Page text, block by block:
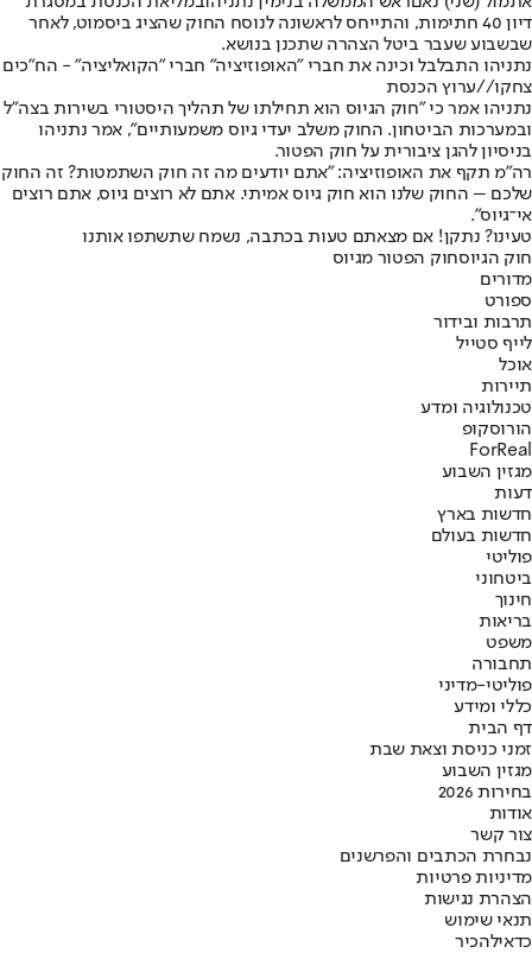
דיון 40 חתימות, והתייחס לראשונה לנוסח החוק שהציג ביסמוט, לאחר
שבשבוע שעבר ביטל הצהרה שתכנן בנושא.
נתניהו התבלבל וכינה את חברי "האופוזיציה" חברי "הקואליציה" - הח"כים
צחקו//ערוץ הכנסת
נתניהו אמר כי "חוק הגיוס הוא תחילתו של תהליך היסטורי בשירות בצה"ל
ובמערכות הביטחון. החוק משלב יעדי גיוס משמעותיים", אמר נתניהו
בניסיון להגן ציבורית על חוק הפטור.
רה"מ תקף את האופוזיציה: "אתם יודעים מה זה חוק השתמטות? זה החוק
שלכם – החוק שלנו הוא חוק גיוס אמיתי. אתם לא רוצים גיוס, אתם רוצים
אי־גיוס".
טעינו? נתקן! אם מצאתם טעות בכתבה, נשמח שתשתפו אותנו
חוק הגיוסחוק הפטור מגיוס
מדורים
ספורט
תרבות ובידור
לייף סטייל
אוכל
תיירות
טכנולוגיה ומדע
הורוסקופ
ForReal
מגזין השבוע
דעות
חדשות בארץ
חדשות בעולם
פוליטי
ביטחוני
חינוך
בריאות
משפט
תחבורה
פוליטי-מדיני
כללי ומידע
דף הבית
זמני כניסת וצאת שבת
מגזין השבוע
בחירות 2026
אודות
צור קשר
נבחרת הכתבים והפרשנים
מדיניות פרטיות
הצהרת נגישות
תנאי שימוש
כדאילהכיר